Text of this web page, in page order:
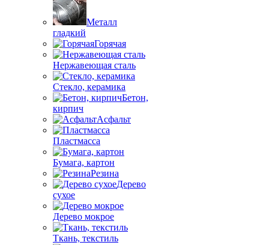
Металл
гладкий
Горячая
Нержавеющая сталь
Стекло, керамика
Бетон,
кирпич
Асфальт
Пластмасса
Бумага, картон
Резина
Дерево
сухое
Дерево мокрое
Ткань, текстиль